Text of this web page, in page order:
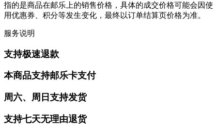
指的是商品在邮乐上的销售价格，具体的成交价格可能会因使
用优惠券、积分等发生变化，最终以订单结算页价格为准。
服务说明
支持极速退款
本商品支持邮乐卡支付
周六、周日支持发货
支持七天无理由退货